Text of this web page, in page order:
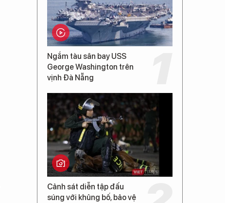
Ngắm tàu sân bay USS
George Washington trên
vịnh Đà Nẵng
Cảnh sát diễn tập đấu
súng với khủng bố, bảo vệ